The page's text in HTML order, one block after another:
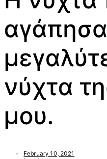
νύχτα
μου.
February 10, 2021